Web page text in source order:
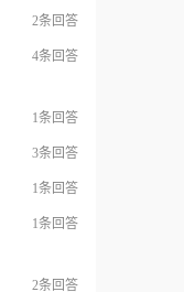
2条回答
4条回答
1条回答
3条回答
1条回答
1条回答
2条回答